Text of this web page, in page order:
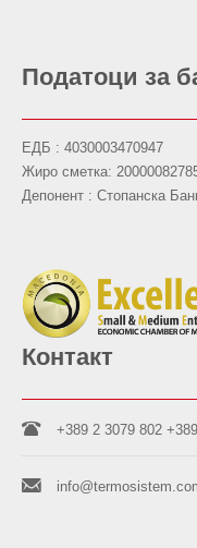
Податоци за
ЕДБ : 4030003470947
Жиро сметка:
Депонент : Стопанска
Контакт
+389 2 3079 802